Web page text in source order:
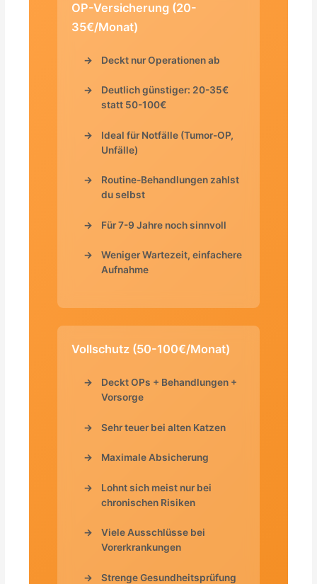
OP-Versicherung (20-
35€/Monat)
Deckt nur Operationen ab
Deutlich günstiger: 20-35€
statt 50-100€
Ideal für Notfälle (Tumor-OP,
Unfälle)
Routine-Behandlungen zahlst
du selbst
Für 7-9 Jahre noch sinnvoll
Weniger Wartezeit, einfachere
Aufnahme
Vollschutz (50-100€/Monat)
Deckt OPs + Behandlungen +
Vorsorge
Sehr teuer bei alten Katzen
Maximale Absicherung
Lohnt sich meist nur bei
chronischen Risiken
Viele Ausschlüsse bei
Vorerkrankungen
Strenge Gesundheitsprüfung